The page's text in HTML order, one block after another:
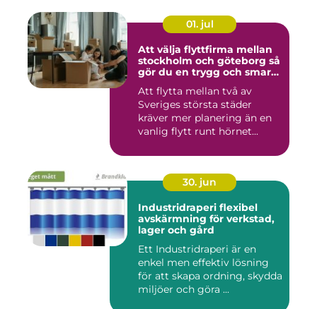
01. jul
Att välja flyttfirma mellan
stockholm och göteborg så
gör du en trygg och smart
Att flytta mellan två av
Sveriges största städer
kräver mer planering än en
vanlig flytt runt hörnet...
30. jun
Industridraperi flexibel
avskärmning för verkstad,
lager och gård
Ett Industridraperi är en
enkel men effektiv lösning
för att skapa ordning, skydda
miljöer och göra ...